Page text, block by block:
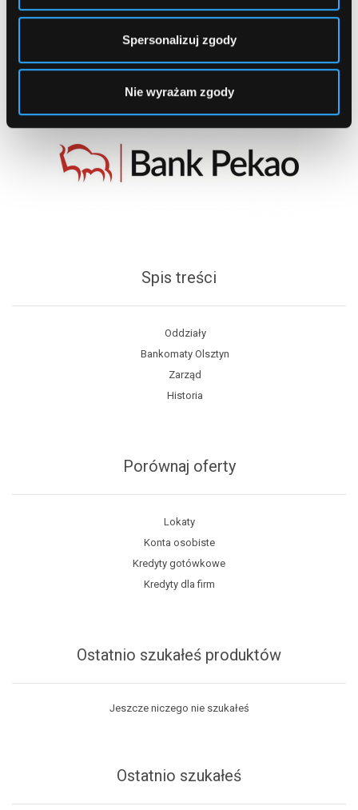
Spersonalizuj zgody
Nie wyrażam zgody
Spis treści
Oddziały
Bankomaty Olsztyn
Zarząd
Historia
Porównaj oferty
Lokaty
Konta osobiste
Kredyty gotówkowe
Kredyty dla firm
Ostatnio szukałeś produktów
Jeszcze niczego nie szukałeś
Ostatnio szukałeś